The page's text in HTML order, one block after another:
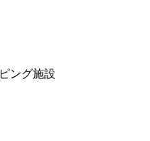
ング施設